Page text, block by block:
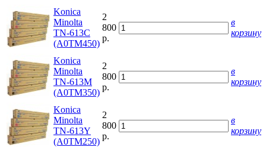
Konica
Minolta
TN-613C
(A0TM450)
2
800
р.
в
корзину
Konica
Minolta
TN-613M
(A0TM350)
2
800
р.
в
корзину
Konica
Minolta
TN-613Y
(A0TM250)
2
800
р.
в
корзину